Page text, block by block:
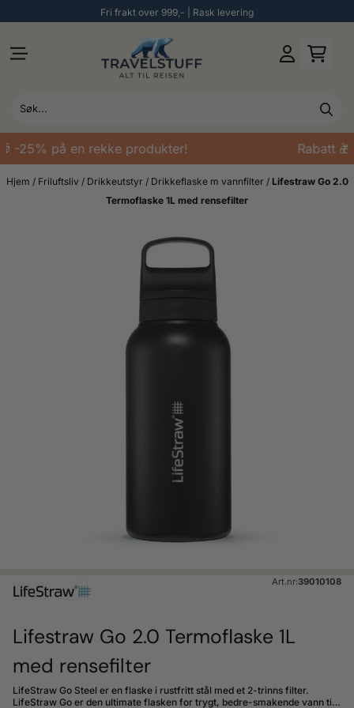
Fri frakt over 999,- | Rask levering
-25% på en rekke produkter! Rabatt
Hjem / Friluftsliv / Drikkeutstyr / Drikkeflaske m vannfilter / Lifestraw Go 2.0
Termoflaske 1L med rensefilter
Art.nr:39010108
Lifestraw Go 2.0 Termoflaske 1L
med rensefilter
LifeStraw Go Steel er en flaske i rustfritt stål med et 2-trinns filter.
LifeStraw Go er den ultimate flasken for trygt, bedre-smakende vann til